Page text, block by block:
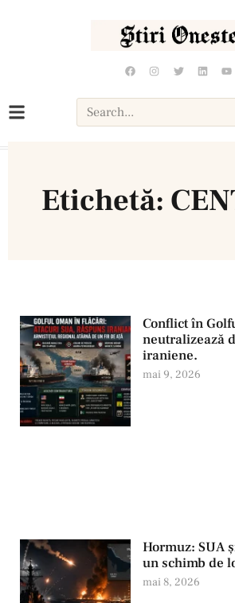
Etichetă:
Conflict în
neutralizează
iraniene.
mai 9, 2026
Hormuz: SUA
un schimb de
mai 8, 2026